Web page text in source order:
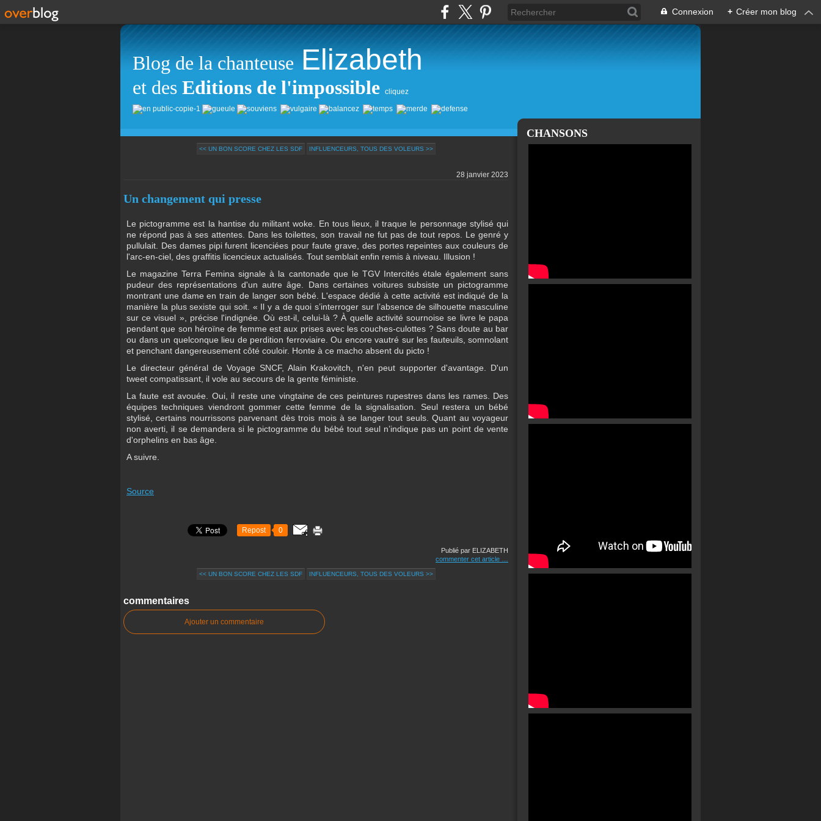
Connexion + Créer mon blog
Blog de la chanteuse Elizabeth
et des Editions de l'impossible cliquez
<< UN BON SCORE CHEZ LES SDF INFLUENCEURS, TOUS DES VOLEURS >>
28 janvier 2023
Un changement qui presse
Le pictogramme est la hantise du militant woke. En tous lieux, il traque le personnage stylisé qui
ne répond pas à ses attentes. Dans les toilettes, son travail ne fut pas de tout repos. Le genré y
pullulait. Des dames pipi furent licenciées pour faute grave, des portes repeintes aux couleurs de
l'arc-en-ciel, des graffitis licencieux actualisés. Tout semblait enfin remis à niveau. Illusion !
Le magazine Terra Femina signale à la cantonade que le TGV Intercités étale également sans
pudeur des représentations d'un autre âge. Dans certaines voitures subsiste un pictogramme
montrant une dame en train de langer son bébé. L'espace dédié à cette activité est indiqué de la
manière la plus sexiste qui soit. « Il y a de quoi s’interroger sur l’absence de silhouette masculine
sur ce visuel », précise l'indignée. Où est-il, celui-là ? À quelle activité sournoise se livre le papa
pendant que son héroïne de femme est aux prises avec les couches-culottes ? Sans doute au bar
ou dans un quelconque lieu de perdition ferroviaire. Ou encore vautré sur les fauteuils, somnolant
et penchant dangereusement côté couloir. Honte à ce macho absent du picto !
Le directeur général de Voyage SNCF, Alain Krakovitch, n'en peut supporter d'avantage. D'un
tweet compatissant, il vole au secours de la gente féministe.
La faute est avouée. Oui, il reste une vingtaine de ces peintures rupestres dans les rames. Des
équipes techniques viendront gommer cette femme de la signalisation. Seul restera un bébé
stylisé, certains nourrissons parvenant dès trois mois à se langer tout seuls. Quant au voyageur
non averti, il se demandera si le pictogramme du bébé tout seul n’indique pas un point de vente
d'orphelins en bas âge.
A suivre.
Source
Repost 0
Publié par ELIZABETH
commenter cet article
<< UN BON SCORE CHEZ LES SDF INFLUENCEURS, TOUS DES VOLEURS >>
commentaires
Ajouter un commentaire
CHANSONS